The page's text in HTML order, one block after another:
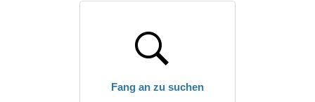
Fang an zu suchen